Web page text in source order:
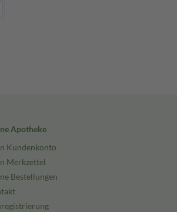
Apotheke
Kundenkonto
Merkzettel
Bestellungen